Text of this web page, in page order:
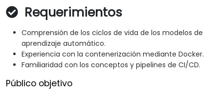
Requerimientos
Comprensión de los ciclos de vida de los modelos de
aprendizaje automático.
Experiencia con la contenerización mediante Docker.
Familiaridad con los conceptos y pipelines de CI/CD.
Público objetivo